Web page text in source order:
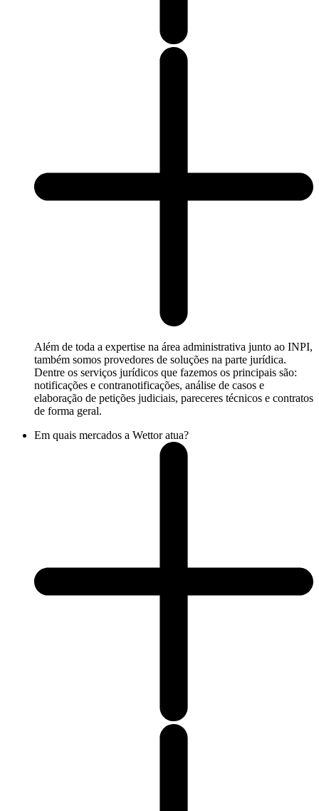
Além de toda a expertise na área administrativa junto ao INPI,
também somos provedores de soluções na parte jurídica.
Dentre os serviços jurídicos que fazemos os principais são:
notificações e contranotificações, análise de casos e
elaboração de petições judiciais, pareceres técnicos e contratos
de forma geral.
Em quais mercados a Wettor atua?